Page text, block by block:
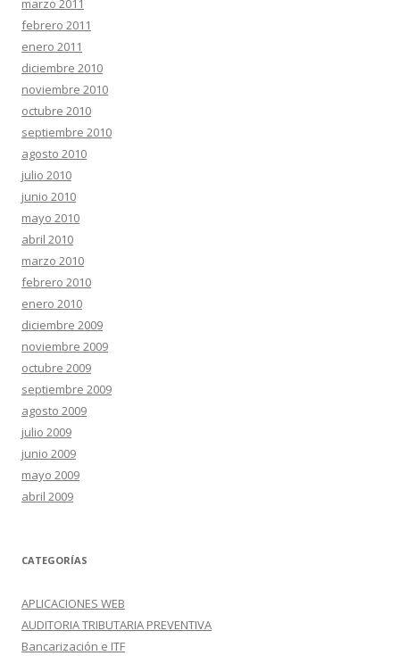
marzo 2011
febrero 2011
enero 2011
diciembre 2010
noviembre 2010
octubre 2010
septiembre 2010
agosto 2010
julio 2010
junio 2010
mayo 2010
abril 2010
marzo 2010
febrero 2010
enero 2010
diciembre 2009
noviembre 2009
octubre 2009
septiembre 2009
agosto 2009
julio 2009
junio 2009
mayo 2009
abril 2009
CATEGORÍAS
APLICACIONES WEB
AUDITORIA TRIBUTARIA PREVENTIVA
Bancarización e ITF